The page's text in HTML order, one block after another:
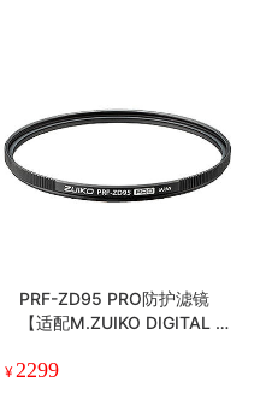
PRF-ZD95 PRO防护滤镜
【适配M.ZUIKO DIGITAL E
5x IS PRO】
¥ 2299